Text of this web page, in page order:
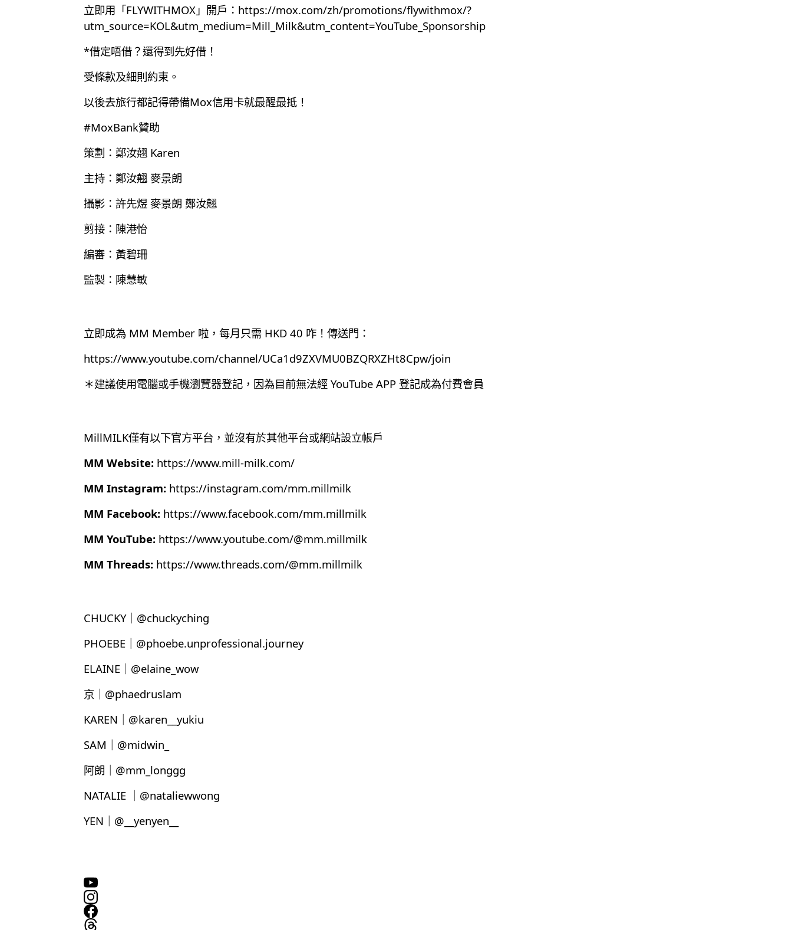
立即用「FLYWITHMOX」開戶： https://mox.com/zh/promotions/flywithmox/?
utm_source=KOL&utm_medium=Mill_Milk&utm_content=YouTube_Sponsorship
*借定唔借？還得到先好借！
受條款及細則約束。
以後去旅行都記得帶備Mox信用卡就最醒最抵！
#MoxBank贊助
策劃：鄭汝翹 Karen
主持：鄭汝翹 麥景朗
攝影：許先煜 麥景朗 鄭汝翹
剪接：陳港怡
編審：黃碧珊
監製：陳慧敏
立即成為 MM Member 啦，每月只需 HKD 40 咋！傳送門：
https://www.youtube.com/channel/UCa1d9ZXVMU0BZQRXZHt8Cpw/join
＊建議使用電腦或手機瀏覽器登記，因為目前無法經 YouTube APP 登記成為付費會員
MillMILK僅有以下官方平台，並沒有於其他平台或網站設立帳戶
MM Website: https://www.mill-milk.com/
MM Instagram: https://instagram.com/mm.millmilk
MM Facebook: https://www.facebook.com/mm.millmilk
MM YouTube: https://www.youtube.com/@mm.millmilk
MM Threads: https://www.threads.com/@mm.millmilk
CHUCKY｜@chuckyching
PHOEBE｜@phoebe.unprofessional.journey
ELAINE｜@elaine_wow
京｜@phaedruslam
KAREN｜@karen__yukiu
SAM｜@midwin_
阿朗｜@mm_longgg
NATALIE ｜@nataliewwong
YEN｜@__yenyen__